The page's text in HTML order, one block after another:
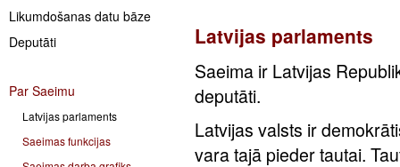
Likumdošanas datu bāze
Deputāti
Par Saeimu
Latvijas parlaments
Saeimas funkcijas
Latvijas parlaments
Saeima ir Latvijas
deputāti.
Latvijas valsts ir
vara tajā pieder tautai.